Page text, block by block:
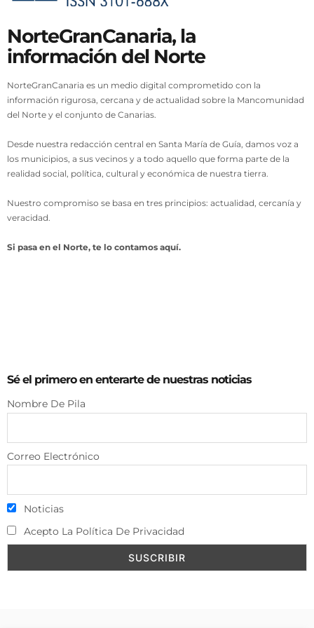
NorteGranCanaria, la
información del Norte
NorteGranCanaria es un medio digital comprometido con la
información rigurosa, cercana y de actualidad sobre la Mancomunidad
del Norte y el conjunto de Canarias.
Desde nuestra redacción central en Santa María de Guía, damos voz a
los municipios, a sus vecinos y a todo aquello que forma parte de la
realidad social, política, cultural y económica de nuestra tierra.
Nuestro compromiso se basa en tres principios: actualidad, cercanía y
veracidad.
Si pasa en el Norte, te lo contamos aquí.
Sé el primero en enterarte de nuestras noticias
Nombre De Pila
Correo Electrónico
Noticias
Acepto La Política De Privacidad